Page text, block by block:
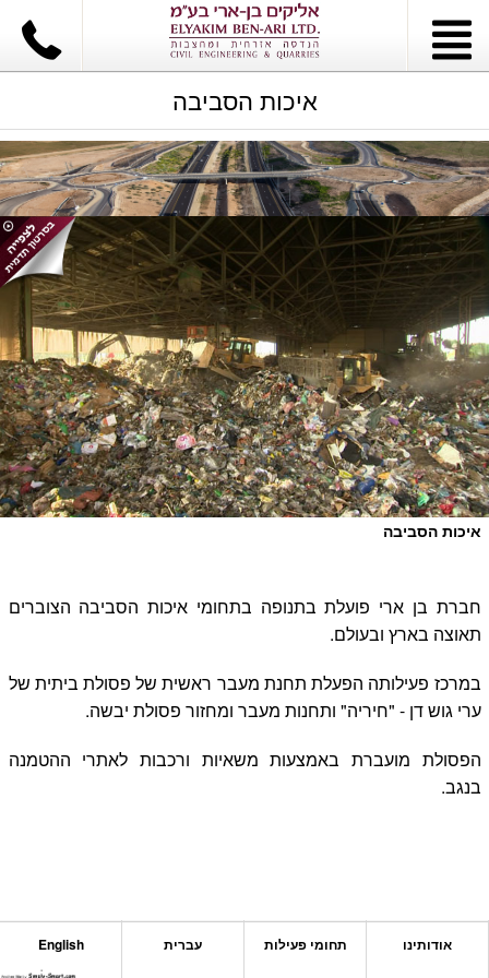
איכות הסביבה
איכות הסביבה
חברת בן ארי פועלת בתנופה בתחומי איכות הסביבה הצוברים
תאוצה בארץ ובעולם.
במרכז פעילותה הפעלת תחנת מעבר ראשית של פסולת ביתית של
ערי גוש דן - "חיריה" ותחנות מעבר ומחזור פסולת יבשה.
הפסולת מועברת באמצעות משאיות ורכבות לאתרי ההטמנה
בנגב.
אודותינו תחומי פעילות עברית English